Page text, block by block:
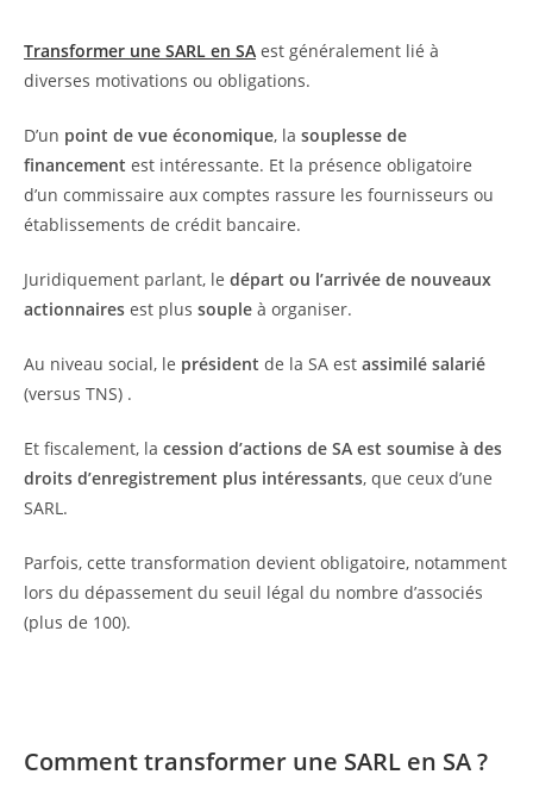
Transformer une SARL en SA est généralement lié à
diverses motivations ou obligations.
D’un point de vue économique, la souplesse de
financement est intéressante. Et la présence obligatoire
d’un commissaire aux comptes rassure les fournisseurs ou
établissements de crédit bancaire.
Juridiquement parlant, le départ ou l’arrivée de nouveaux
actionnaires est plus souple à organiser.
Au niveau social, le président de la SA est assimilé salarié
(versus TNS) .
Et fiscalement, la cession d’actions de SA est soumise à des
droits d’enregistrement plus intéressants, que ceux d’une
SARL.
Parfois, cette transformation devient obligatoire, notamment
lors du dépassement du seuil légal du nombre d’associés
(plus de 100).
Comment transformer une SARL en SA ?